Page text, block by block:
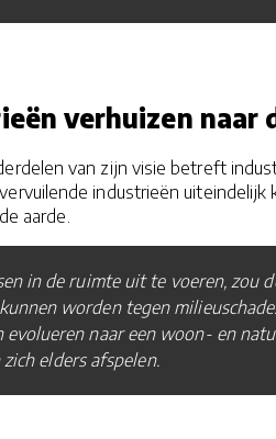
verhuizen naar
van zijn visie betreft
industrieën uiteindelijk
aarde.
in de ruimte uit te voeren, zou
worden tegen
evolueren naar een woon- en
elders afspelen.